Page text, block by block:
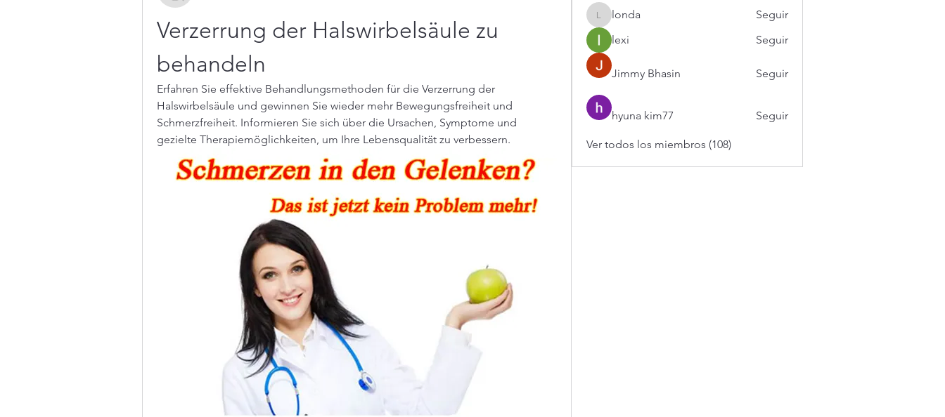
Verzerrung der Halswirbelsäule zu
behandeln
Erfahren Sie effektive Behandlungsmethoden für die Verzerrung der
Halswirbelsäule und gewinnen Sie wieder mehr Bewegungsfreiheit und
Schmerzfreiheit. Informieren Sie sich über die Ursachen, Symptome und
gezielte Therapiemöglichkeiten, um Ihre Lebensqualität zu verbessern.
londa
londa
Seguir
lexi
Seguir
Jimmy Bhasin Seguir
hyuna kim77 Seguir
Ver todos los miembros (108)